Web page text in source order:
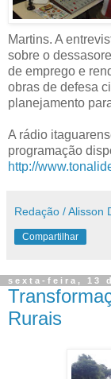
Martins. A
sobre o
de emprego e
obras de defesa
planejamento
A rádio
programação
http://
Redação / Alisson
Compartilhar
sexta-feira, 13
Rurais